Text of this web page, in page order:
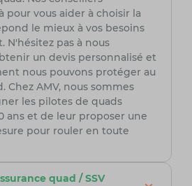
pour vous aider à choisir la
le mieux à vos besoins
N'hésitez pas à nous
un devis personnalisé et
nous pouvons protéger au
Chez AMV, nous sommes
les pilotes de quads
ans et de leur proposer une
pour rouler en toute
quad / SSV